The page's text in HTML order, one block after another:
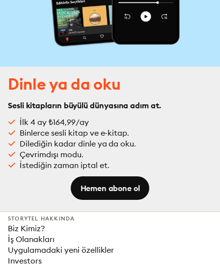
Dinle ya da oku
Sesli kitapların büyülü dünyasına adım at.
İlk 4 ay ₺164,99/ay
Binlerce sesli kitap ve e-kitap.
Dilediğin kadar dinle ya da oku.
Çevrimdışı modu.
İstediğin zaman iptal et.
Hemen abone ol
STORYTEL HAKKINDA
Biz Kimiz?
İş Olanakları
Uygulamadaki yeni özellikler
Investors